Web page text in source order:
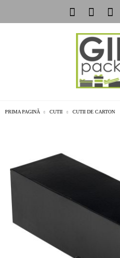
PRIMA PAGINĂ CUTII CUTII DE CARTON